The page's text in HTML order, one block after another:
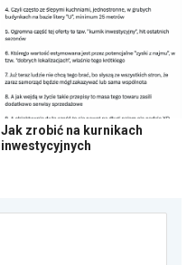
Jak zrobić na kurnikach
inwestycyjnych